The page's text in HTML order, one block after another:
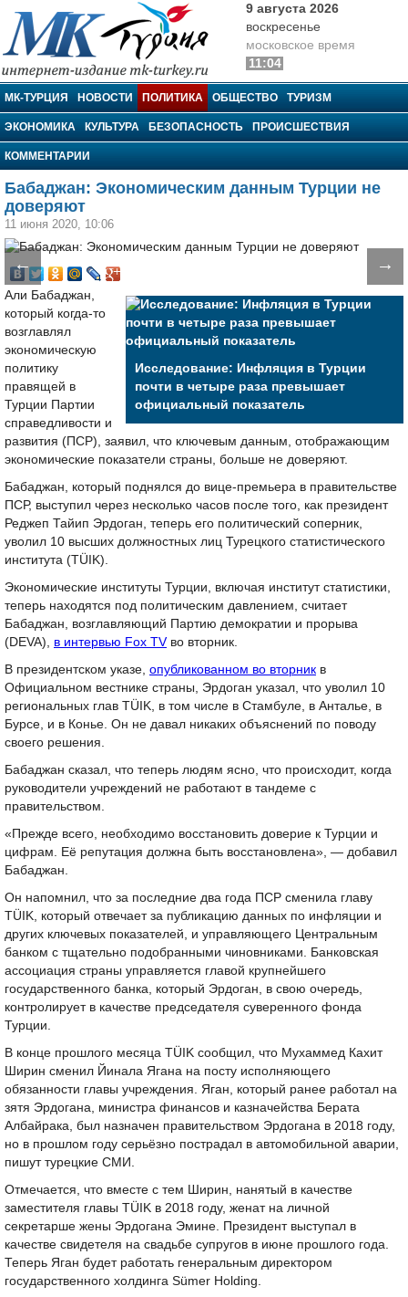
МК-Турция
9 августа 2026
воскресенье
московское время
11:04
МК-ТУРЦИЯ НОВОСТИ ПОЛИТИКА ОБЩЕСТВО ТУРИЗМ
ЭКОНОМИКА КУЛЬТУРА БЕЗОПАСНОСТЬ ПРОИСШЕСТВИЯ
КОММЕНТАРИИ
Бабаджан: Экономическим данным Турции не
доверяют
11 июня 2020, 10:06
← →
Исследование: Инфляция в Турции
почти в четыре раза превышает
официальный показатель
Али Бабаджан,
который когда-то
возглавлял
экономическую
политику
правящей в
Турции Партии
справедливости и
развития (ПСР), заявил, что ключевым данным, отображающим
экономические показатели страны, больше не доверяют.
Бабаджан, который поднялся до вице-премьера в правительстве
ПСР, выступил через несколько часов после того, как президент
Реджеп Тайип Эрдоган, теперь его политический соперник,
уволил 10 высших должностных лиц Турецкого статистического
института (TÜIK).
Экономические институты Турции, включая институт статистики,
теперь находятся под политическим давлением, считает
Бабаджан, возглавляющий Партию демократии и прорыва
(DEVA), в интервью Fox TVво вторник.
В президентском указе, опубликованном во вторник в
Официальном вестнике страны, Эрдоган указал, что уволил 10
региональных глав TÜIK, в том числе в Стамбуле, в Анталье, в
Бурсе, и в Конье. Он не давал никаких объяснений по поводу
своего решения.
Бабаджан сказал, что теперь людям ясно, что происходит, когда
руководители учреждений не работают в тандеме с
правительством.
«Прежде всего, необходимо восстановить доверие к Турции и
цифрам. Её репутация должна быть восстановлена», — добавил
Бабаджан.
Он напомнил, что за последние два года ПСР сменила главу
TÜIK, который отвечает за публикацию данных по инфляции и
других ключевых показателей, и управляющего Центральным
банком с тщательно подобранными чиновниками. Банковская
ассоциация страны управляется главой крупнейшего
государственного банка, который Эрдоган, в свою очередь,
контролирует в качестве председателя суверенного фонда
Турции.
В конце прошлого месяца TÜIK сообщил, что Мухаммед Кахит
Ширин сменил Йинала Ягана на посту исполняющего
обязанности главы учреждения. Яган, который ранее работал на
зятя Эрдогана, министра финансов и казначейства Берата
Албайрака, был назначен правительством Эрдогана в 2018 году,
но в прошлом году серьёзно пострадал в автомобильной аварии,
пишут турецкие СМИ.
Отмечается, что вместе с тем Ширин, нанятый в качестве
заместителя главы TÜIK в 2018 году, женат на личной
секретарше жены Эрдогана Эмине. Президент выступал в
качестве свидетеля на свадьбе супругов в июне прошлого года.
Теперь Яган будет работать генеральным директором
государственного холдинга Sümer Holding.